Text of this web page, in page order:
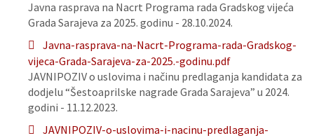
Javna rasprava na Nacrt Programa rada Gradskog vijeća
Grada Sarajeva za 2025. godinu - 28.10.2024.
Javna-rasprava-na-Nacrt-Programa-rada-Gradskog-
vijeca-Grada-Sarajeva-za-2025.-godinu.pdf
JAVNIPOZIV o uslovima i načinu predlaganja kandidata za
dodjelu “Šestoaprilske nagrade Grada Sarajeva” u 2024.
godini - 11.12.2023.
JAVNIPOZIV-o-uslovima-i-nacinu-predlaganja-